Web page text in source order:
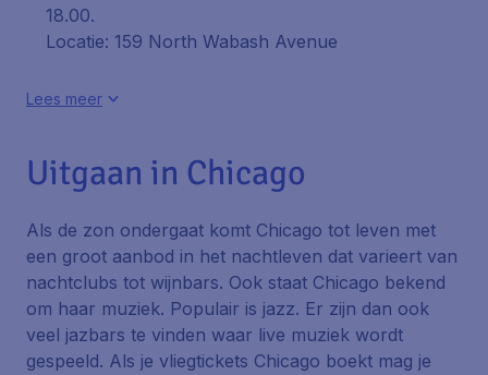
18.00.
Locatie: 159 North Wabash Avenue
Lees meer
Uitgaan in Chicago
Als de zon ondergaat komt Chicago tot leven met
een groot aanbod in het nachtleven dat varieert van
nachtclubs tot wijnbars. Ook staat Chicago bekend
om haar muziek. Populair is jazz. Er zijn dan ook
veel jazbars te vinden waar live muziek wordt
gespeeld. Als je vliegtickets Chicago boekt mag je